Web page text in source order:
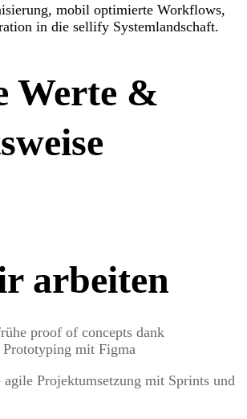
mobil optimierte Workflows,
in die sellify Systemlandschaft.
Werte &
arbeiten
proof of concepts dank
mit Figma
Projektumsetzung mit Sprints und